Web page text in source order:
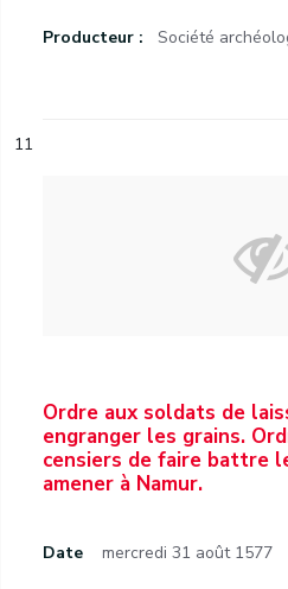
Producteur : Société
11
Ordre aux soldats de
engranger les grains.
censiers de faire battre
amener à Namur.
Date mercredi 31 août 1577